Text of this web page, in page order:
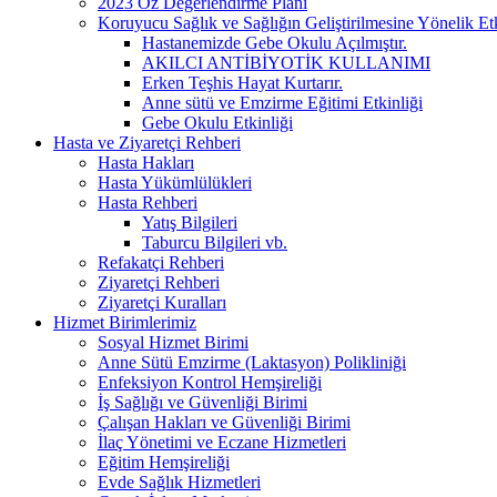
Koruyucu Sağlık ve Sağlığın Geliştirilmesine Yönelik
Hastanemizde Gebe Okulu Açılmıştır.
AKILCI ANTİBİYOTİK KULLANIMI
Erken Teşhis Hayat Kurtarır.
Anne sütü ve Emzirme Eğitimi Etkinliği
Gebe Okulu Etkinliği
Hasta ve Ziyaretçi Rehberi
Hasta Hakları
Hasta Yükümlülükleri
Hasta Rehberi
Yatış Bilgileri
Taburcu Bilgileri vb.
Refakatçi Rehberi
Ziyaretçi Rehberi
Ziyaretçi Kuralları
Hizmet Birimlerimiz
Sosyal Hizmet Birimi
Anne Sütü Emzirme (Laktasyon) Polikliniği
Enfeksiyon Kontrol Hemşireliği
İş Sağlığı ve Güvenliği Birimi
Çalışan Hakları ve Güvenliği Birimi
İlaç Yönetimi ve Eczane Hizmetleri
Eğitim Hemşireliği
Evde Sağlık Hizmetleri